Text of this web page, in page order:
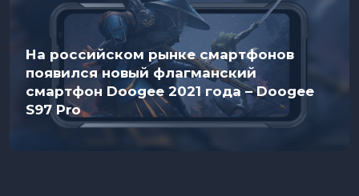
На российском рынке смартфонов
появился новый флагманский
смартфон Doogee 2021 года – Doogee
S97 Pro